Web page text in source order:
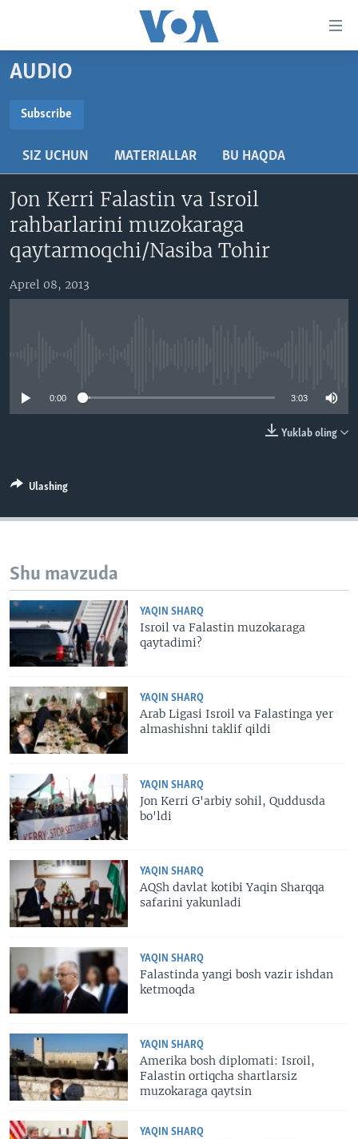
boring
Boshiga
Qidiruvga
AMERIKA
VATANDOSHLAR
MULTIMEDIA
AMERIKA MANZARALARI
XALQARO HAYOT
XABARLAR SURATLARDA
IJTIMOIY TARMOQLAR
FACEBOOK
TELEGRAM
INGLIZ TILI DARSLARI
AUDIO
Subscribe
SIZ UCHUN MATERIALLAR BU HAQDA
Jon Kerri Falastin va Isroil
rahbarlarini muzokaraga
qaytarmoqchi/Nasiba Tohir
Aprel 08, 2013
0:00 3:03
Yuklab oling
Ulashing
Shu mavzuda
YAQIN SHARQ
Isroil va Falastin muzokaraga
qaytadimi?
YAQIN SHARQ
Arab Ligasi Isroil va Falastinga yer
almashishni taklif qildi
YAQIN SHARQ
Jon Kerri G'arbiy sohil, Quddusda
bo'ldi
YAQIN SHARQ
AQSh davlat kotibi Yaqin Sharqqa
safarini yakunladi
YAQIN SHARQ
Falastinda yangi bosh vazir ishdan
ketmoqda
YAQIN SHARQ
Amerika bosh diplomati: Isroil,
Falastin ortiqcha shartlarsiz
muzokaraga qaytsin
YAQIN SHARQ